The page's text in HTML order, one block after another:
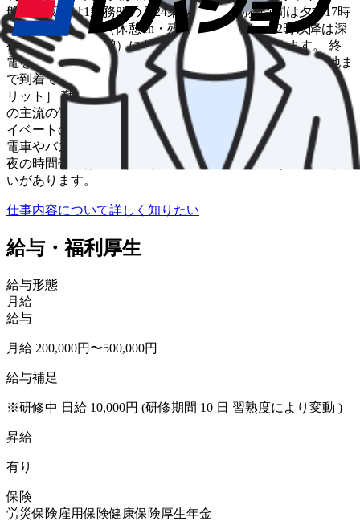
般的に夜勤は1乗務8hの月24乗務です。 勤務時間は夕方17時
から深夜2時まで（休憩1h・残業込）が多く、22時以降は深
夜割増料金（2割増）になるので売上UPが見込めます。 終
電を逃した方等、全てのお客様が安心してご自宅や目的地ま
で到着できるよう、送迎をお願いします。 ［隔日勤務のメ
リット］ 勤務と休日が交互の隔日勤務は、タクシー乗務員
の主流の働き方です。 あらかじめ休日が分かるため、プラ
イベートの予定を立てやすいのがメリットの一つ。 また、
電車やバスなど他の公共交通機関が運行していない早朝・深
夜の時間帯には需要が高まるので売上が伸びやすく、やりが
いがあります。
仕事内容について詳しく知りたい
給与・福利厚生
給与形態
月給
給与
月給 200,000円〜500,000円
給与補足
※研修中 日給 10,000円 (研修期間 10 日 習熟度により変動 )
昇給
有り
保険
労災保険雇用保険健康保険厚生年金